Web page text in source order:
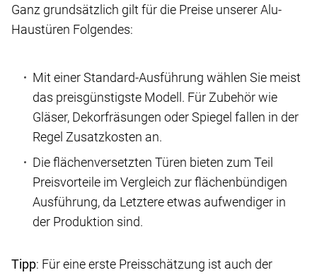
Ganz grundsätzlich gilt für die Preise unserer Alu-
Haustüren Folgendes:
Mit einer Standard-Ausführung wählen Sie meist
das preisgünstigste Modell. Für Zubehör wie
Gläser, Dekorfräsungen oder Spiegel fallen in der
Regel Zusatzkosten an.
Die flächenversetzten Türen bieten zum Teil
Preisvorteile im Vergleich zur flächenbündigen
Ausführung, da Letztere etwas aufwendiger in
der Produktion sind.
Tipp: Für eine erste Preisschätzung ist auch der